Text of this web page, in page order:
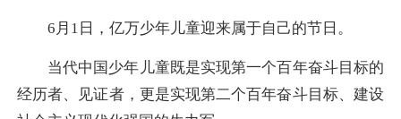
6月1日，亿万少年儿童迎来属于自己的节日。
当代中国少年儿童既是实现第一个百年奋斗目标的
经历者、见证者，更是实现第二个百年奋斗目标、建设